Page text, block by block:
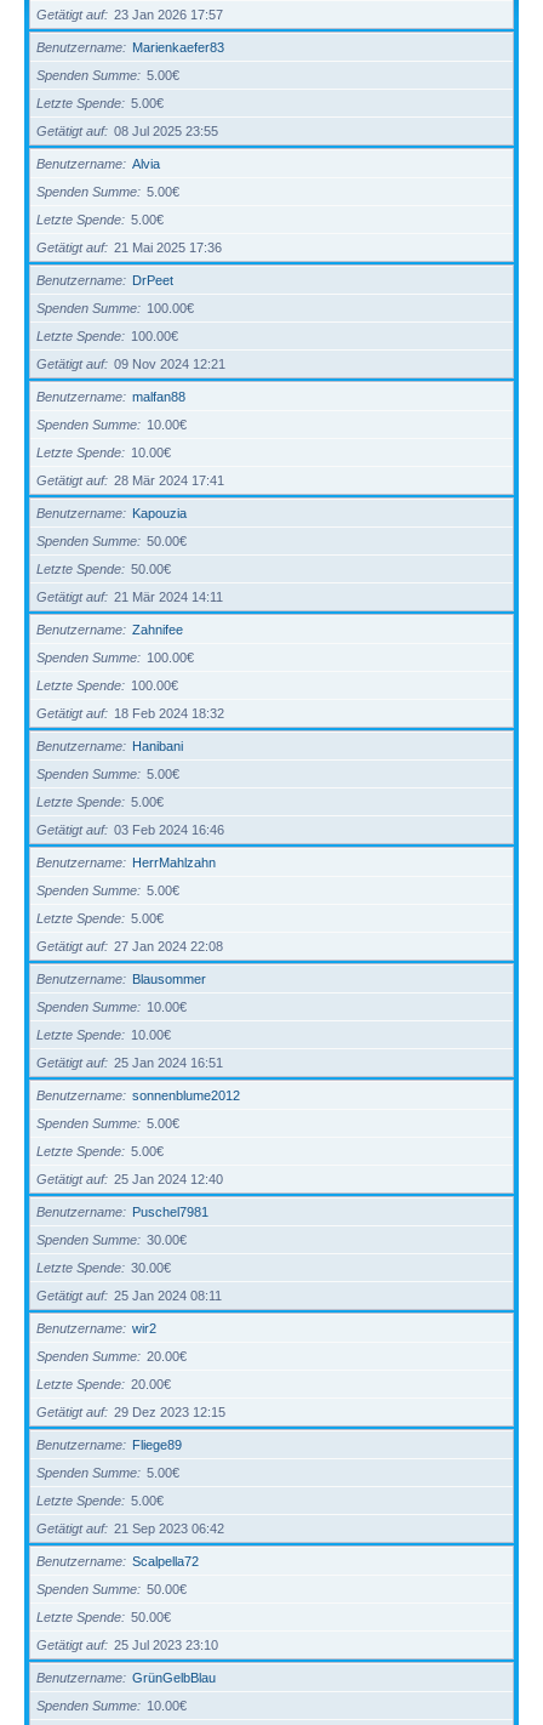
Getätigt auf
23 Jan 2026 17:57
Benutzername
Marienkaefer83
Spenden Summe
5.00€
Letzte Spende
5.00€
Getätigt auf
08 Jul 2025 23:55
Benutzername
Alvia
Spenden Summe
5.00€
Letzte Spende
5.00€
Getätigt auf
21 Mai 2025 17:36
Benutzername
DrPeet
Spenden Summe
100.00€
Letzte Spende
100.00€
Getätigt auf
09 Nov 2024 12:21
Benutzername
malfan88
Spenden Summe
10.00€
Letzte Spende
10.00€
Getätigt auf
28 Mär 2024 17:41
Benutzername
Kapouzia
Spenden Summe
50.00€
Letzte Spende
50.00€
Getätigt auf
21 Mär 2024 14:11
Benutzername
Zahnifee
Spenden Summe
100.00€
Letzte Spende
100.00€
Getätigt auf
18 Feb 2024 18:32
Benutzername
Hanibani
Spenden Summe
5.00€
Letzte Spende
5.00€
Getätigt auf
03 Feb 2024 16:46
Benutzername
HerrMahlzahn
Spenden Summe
5.00€
Letzte Spende
5.00€
Getätigt auf
27 Jan 2024 22:08
Benutzername
Blausommer
Spenden Summe
10.00€
Letzte Spende
10.00€
Getätigt auf
25 Jan 2024 16:51
Benutzername
sonnenblume2012
Spenden Summe
5.00€
Letzte Spende
5.00€
Getätigt auf
25 Jan 2024 12:40
Benutzername
Puschel7981
Spenden Summe
30.00€
Letzte Spende
30.00€
Getätigt auf
25 Jan 2024 08:11
Benutzername
wir2
Spenden Summe
20.00€
Letzte Spende
20.00€
Getätigt auf
29 Dez 2023 12:15
Benutzername
Fliege89
Spenden Summe
5.00€
Letzte Spende
5.00€
Getätigt auf
21 Sep 2023 06:42
Benutzername
Scalpella72
Spenden Summe
50.00€
Letzte Spende
50.00€
Getätigt auf
25 Jul 2023 23:10
Benutzername
GrünGelbBlau
Spenden Summe
10.00€